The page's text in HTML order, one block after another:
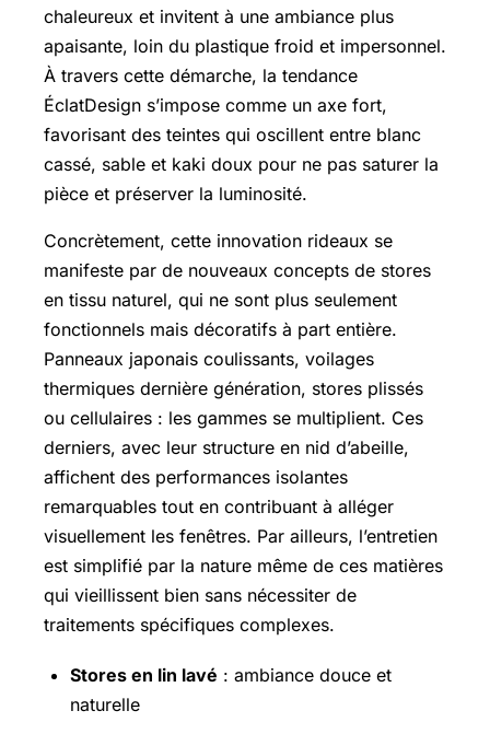
chaleureux et invitent à une ambiance plus
apaisante, loin du plastique froid et impersonnel.
À travers cette démarche, la tendance
ÉclatDesign s’impose comme un axe fort,
favorisant des teintes qui oscillent entre blanc
cassé, sable et kaki doux pour ne pas saturer la
pièce et préserver la luminosité.
Concrètement, cette innovation rideaux se
manifeste par de nouveaux concepts de stores
en tissu naturel, qui ne sont plus seulement
fonctionnels mais décoratifs à part entière.
Panneaux japonais coulissants, voilages
thermiques dernière génération, stores plissés
ou cellulaires : les gammes se multiplient. Ces
derniers, avec leur structure en nid d’abeille,
affichent des performances isolantes
remarquables tout en contribuant à alléger
visuellement les fenêtres. Par ailleurs, l’entretien
est simplifié par la nature même de ces matières
qui vieillissent bien sans nécessiter de
traitements spécifiques complexes.
Stores en lin lavé : ambiance douce et
naturelle